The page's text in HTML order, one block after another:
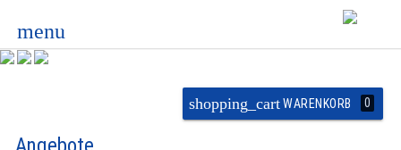
menu
shopping_cartWARENKORB 0